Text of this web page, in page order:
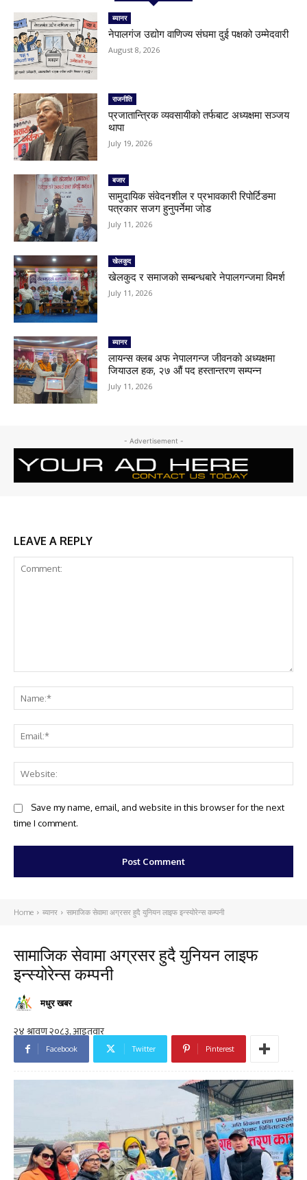
ब्यानर
नेपालगंज उद्योग वाणिज्य संघमा दुई पक्षको उम्मेदवारी
August 8, 2026
राजनीति
प्रजातान्त्रिक व्यवसायीको तर्फबाट अध्यक्षमा सञ्जय
थापा
July 19, 2026
बजार
सामुदायिक संवेदनशील र प्रभावकारी रिपोर्टिङमा
पत्रकार सजग हुनुपर्नेमा जोड
July 11, 2026
खेलकुद
खेलकुद र समाजको सम्बन्धबारे नेपालगन्जमा विमर्श
July 11, 2026
ब्यानर
लायन्स क्लब अफ नेपालगन्ज जीवनको अध्यक्षमा
जियाउल हक, २७ औं पद हस्तान्तरण सम्पन्न
July 11, 2026
- Advertisement -
LEAVE A REPLY
Save my name, email, and website in this browser for the next
time I comment.